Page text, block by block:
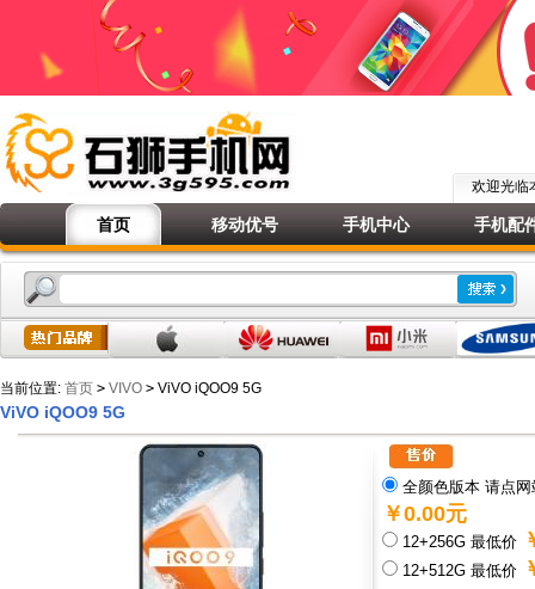
欢迎光
首页 移动优号 手机中心 手机配
当前位置: 首页 > VIVO > ViVO iQOO9 5G
ViVO iQOO9 5G
全颜色版本 请点
￥0.00元
12+256G 最低价
12+512G 最低价